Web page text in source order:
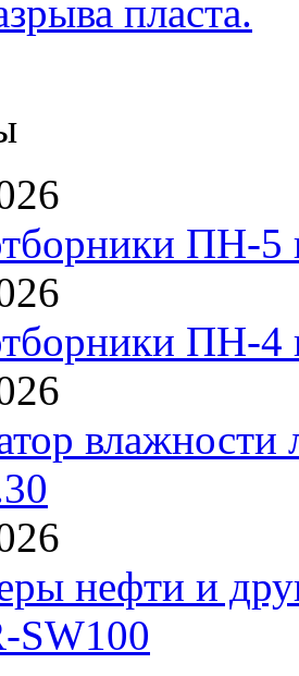
пласта.
ПН-
ПН-
нефти и
SW100